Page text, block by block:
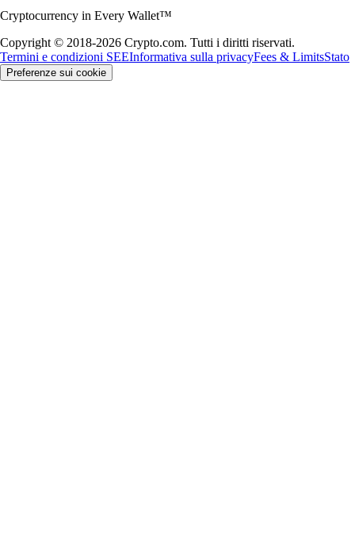
Cryptocurrency in Every Wallet™
Copyright © 2018-2026 Crypto.com. Tutti i diritti riservati.
Termini e condizioni SEEInformativa sulla privacyFees & LimitsStato
Preferenze sui cookie